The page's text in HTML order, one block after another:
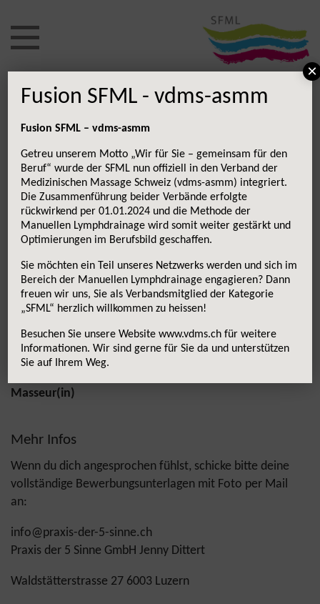
zum
Inhalt
Medizinische(n) Masseur(in) /
klassische(n) Masseur(in)
Stellenbezeichnung
Die Praxis der 5 Sinne ist ein junges Start-Up im Herzen
von Luzern, welches im Mai 2015 die Türen öffnete. Die
Praxis bietet anspruchsvollen Gästen hochwertige
medizinische Massagen an. Das Spektrum umfasst
Klassische Massage, manuelle Lymphdrainage,
Sportmassagen und Fussreflexzonenmassage.
Für den weiteren Aufbau der Praxis suchen wir per
sofort oder nach Vereinbarung eine(n)
Masseur(in)
Mehr Infos
Wenn du dich angesprochen fühlst, schicke bitte deine
vollständige Bewerbungsunterlagen mit Foto per Mail
an:
info@praxis-der-5-sinne.ch
Praxis der 5 Sinne GmbH Jenny Dittert
Waldstätterstrasse 27 6003 Luzern
Fusion SFML - vdms-asmm
Fusion SFML – vdms-asmm
Getreu unserem Motto „Wir für Sie – gemeinsam für den
Beruf“ wurde der SFML nun offiziell in den Verband der
Medizinischen Massage Schweiz (vdms-asmm) integriert.
Die Zusammenführung beider Verbände erfolgte
rückwirkend per 01.01.2024 und die Methode der
Manuellen Lymphdrainage wird somit weiter gestärkt und
Optimierungen im Berufsbild geschaffen.
Sie möchten ein Teil unseres Netzwerks werden und sich im
Bereich der Manuellen Lymphdrainage engagieren? Dann
freuen wir uns, Sie als Verbandsmitglied der Kategorie
„SFML“ herzlich willkommen zu heissen!
Besuchen Sie unsere Website www.vdms.ch für weitere
Informationen. Wir sind gerne für Sie da und unterstützen
Sie auf Ihrem Weg.
×